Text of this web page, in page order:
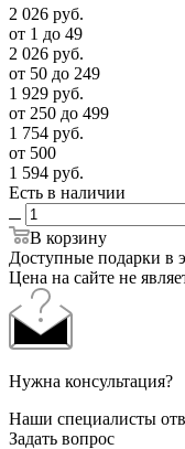
2 026 руб.
от 1 до 49
2 026 руб.
от 50 до 249
1 929 руб.
от 250 до 499
1 754 руб.
от 500
1 594 руб.
Есть в наличии
В корзину
Доступные подарки в
Цена на сайте не
Нужна консультация?
Наши специалисты
Задать вопрос